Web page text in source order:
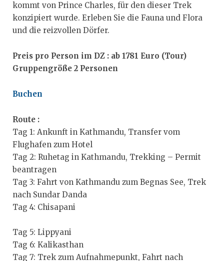
kommt von Prince Charles, für den dieser Trek
konzipiert wurde. Erleben Sie die Fauna und Flora
und die reizvollen Dörfer.
Preis pro Person im DZ : ab 1781 Euro (Tour)
Gruppengröße 2 Personen
Buchen
Route :
Tag 1: Ankunft in Kathmandu, Transfer vom
Flughafen zum Hotel
Tag 2: Ruhetag in Kathmandu, Trekking – Permit
beantragen
Tag 3: Fahrt von Kathmandu zum Begnas See, Trek
nach Sundar Danda
Tag 4: Chisapani
Tag 5: Lippyani
Tag 6: Kalikasthan
Tag 7: Trek zum Aufnahmepunkt, Fahrt nach